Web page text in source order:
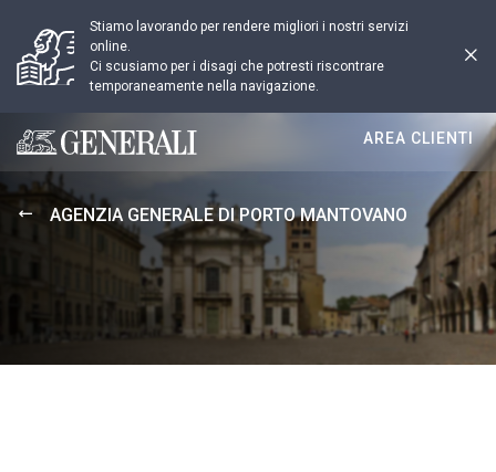
Stiamo lavorando per rendere migliori i nostri servizi
online.
Ci scusiamo per i disagi che potresti riscontrare
temporaneamente nella navigazione.
Generali logo
AREA CLIENTI
AGENZIA GENERALE DI PORTO MANTOVANO